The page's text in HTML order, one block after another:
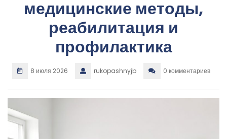
медицинские методы,
реабилитация и
профилактика
8 июля 2026 rukopashnyjb 0 комментариев